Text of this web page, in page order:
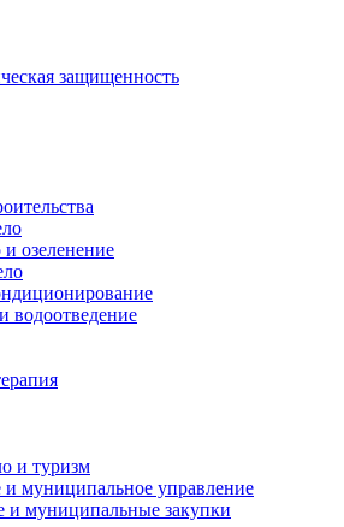
защищенность
и озеленение
водоотведение
и туризм
и муниципальное управление
и муниципальные закупки